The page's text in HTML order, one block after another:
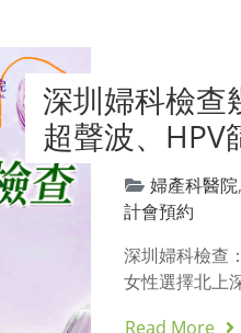
深圳婦科檢查
超聲波、HPV
婦產科醫院
計會預約
深圳婦科檢查
女性選擇北
Read More